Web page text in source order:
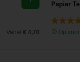
Vanaf € 4,70
Papier
Op